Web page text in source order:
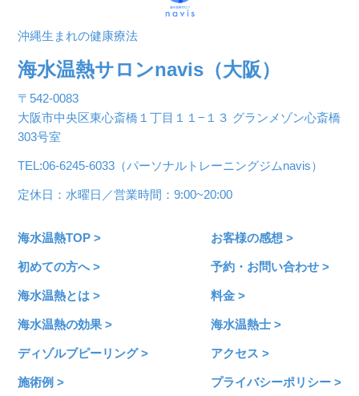
沖縄生まれの健康療法
海水温熱サロンnavis（大阪）
〒542-0083
大阪市中央区東心斎橋１丁目１１−１３ グランメゾン心斎橋
303号室
TEL:06-6245-6033（パーソナルトレーニングジムnavis）
定休日：水曜日／営業時間：9:00~20:00
海水温熱TOP >
初めての方へ >
海水温熱とは >
海水温熱の効果 >
ディゾルブピーリング >
施術例 >
お客様の感想 >
予約・お問い合わせ >
料金 >
海水温熱士 >
アクセス >
プライバシーポリシー >